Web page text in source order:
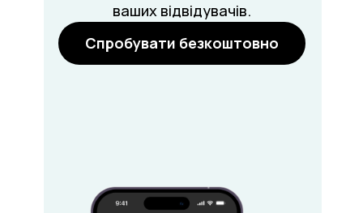
ваших відвідувачів.
Спробувати безкоштовно